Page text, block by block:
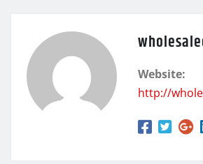
Website:
http://